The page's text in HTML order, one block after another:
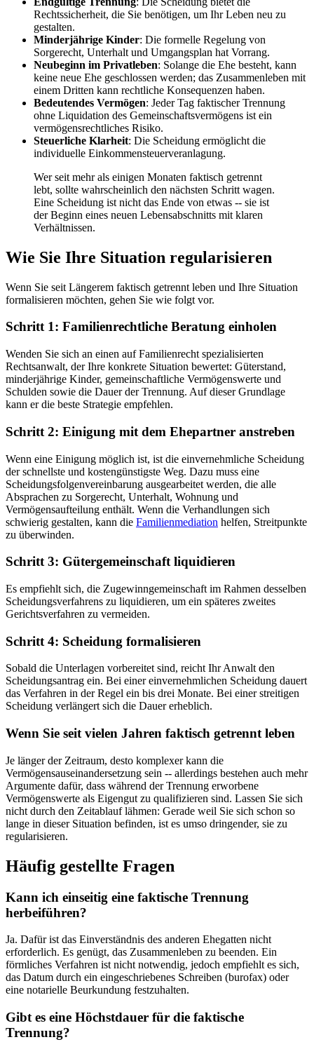
Rechtssicherheit, die Sie benötigen, um Ihr Leben neu zu
gestalten.
Minderjährige Kinder: Die formelle Regelung von
Sorgerecht, Unterhalt und Umgangsplan hat Vorrang.
Neubeginn im Privatleben: Solange die Ehe besteht, kann
keine neue Ehe geschlossen werden; das Zusammenleben mit
einem Dritten kann rechtliche Konsequenzen haben.
Bedeutendes Vermögen: Jeder Tag faktischer Trennung
ohne Liquidation des Gemeinschaftsvermögens ist ein
vermögensrechtliches Risiko.
Steuerliche Klarheit: Die Scheidung ermöglicht die
individuelle Einkommensteuerveranlagung.
Wer seit mehr als einigen Monaten faktisch getrennt
lebt, sollte wahrscheinlich den nächsten Schritt wagen.
Eine Scheidung ist nicht das Ende von etwas -- sie ist
der Beginn eines neuen Lebensabschnitts mit klaren
Verhältnissen.
Wie Sie Ihre Situation regularisieren
Wenn Sie seit Längerem faktisch getrennt leben und Ihre Situation
formalisieren möchten, gehen Sie wie folgt vor.
Schritt 1: Familienrechtliche Beratung einholen
Wenden Sie sich an einen auf Familienrecht spezialisierten
Rechtsanwalt, der Ihre konkrete Situation bewertet: Güterstand,
minderjährige Kinder, gemeinschaftliche Vermögenswerte und
Schulden sowie die Dauer der Trennung. Auf dieser Grundlage
kann er die beste Strategie empfehlen.
Schritt 2: Einigung mit dem Ehepartner anstreben
Wenn eine Einigung möglich ist, ist die einvernehmliche Scheidung
der schnellste und kostengünstigste Weg. Dazu muss eine
Scheidungsfolgenvereinbarung ausgearbeitet werden, die alle
Absprachen zu Sorgerecht, Unterhalt, Wohnung und
Vermögensaufteilung enthält. Wenn die Verhandlungen sich
schwierig gestalten, kann die Familienmediation helfen, Streitpunkte
zu überwinden.
Schritt 3: Gütergemeinschaft liquidieren
Es empfiehlt sich, die Zugewinngemeinschaft im Rahmen desselben
Scheidungsverfahrens zu liquidieren, um ein späteres zweites
Gerichtsverfahren zu vermeiden.
Schritt 4: Scheidung formalisieren
Sobald die Unterlagen vorbereitet sind, reicht Ihr Anwalt den
Scheidungsantrag ein. Bei einer einvernehmlichen Scheidung dauert
das Verfahren in der Regel ein bis drei Monate. Bei einer streitigen
Scheidung verlängert sich die Dauer erheblich.
Wenn Sie seit vielen Jahren faktisch getrennt leben
Je länger der Zeitraum, desto komplexer kann die
Vermögensauseinandersetzung sein -- allerdings bestehen auch mehr
Argumente dafür, dass während der Trennung erworbene
Vermögenswerte als Eigengut zu qualifizieren sind. Lassen Sie sich
nicht durch den Zeitablauf lähmen: Gerade weil Sie sich schon so
lange in dieser Situation befinden, ist es umso dringender, sie zu
regularisieren.
Häufig gestellte Fragen
Kann ich einseitig eine faktische Trennung
herbeiführen?
Ja. Dafür ist das Einverständnis des anderen Ehegatten nicht
erforderlich. Es genügt, das Zusammenleben zu beenden. Ein
förmliches Verfahren ist nicht notwendig, jedoch empfiehlt es sich,
das Datum durch ein eingeschriebenes Schreiben (burofax) oder
eine notarielle Beurkundung festzuhalten.
Gibt es eine Höchstdauer für die faktische
Trennung?